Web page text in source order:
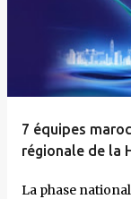
7 équipes
régionale de la
La phase